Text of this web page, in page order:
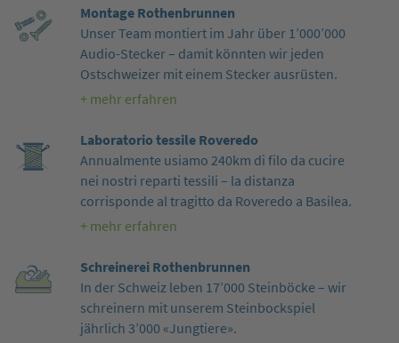
Montage Rothenbrunnen
Unser Team montiert im Jahr über 1’000’000
Audio-Stecker – damit könnten wir jeden
Ostschweizer mit einem Stecker ausrüsten.
+ mehr erfahren
Laboratorio tessile Roveredo
Annualmente usiamo 240km di filo da cucire
nei nostri reparti tessili – la distanza
corrisponde al tragitto da Roveredo a Basilea.
+ mehr erfahren
Schreinerei Rothenbrunnen
In der Schweiz leben 17’000 Steinböcke – wir
schreinern mit unserem Steinbockspiel
jährlich 3’000 «Jungtiere».